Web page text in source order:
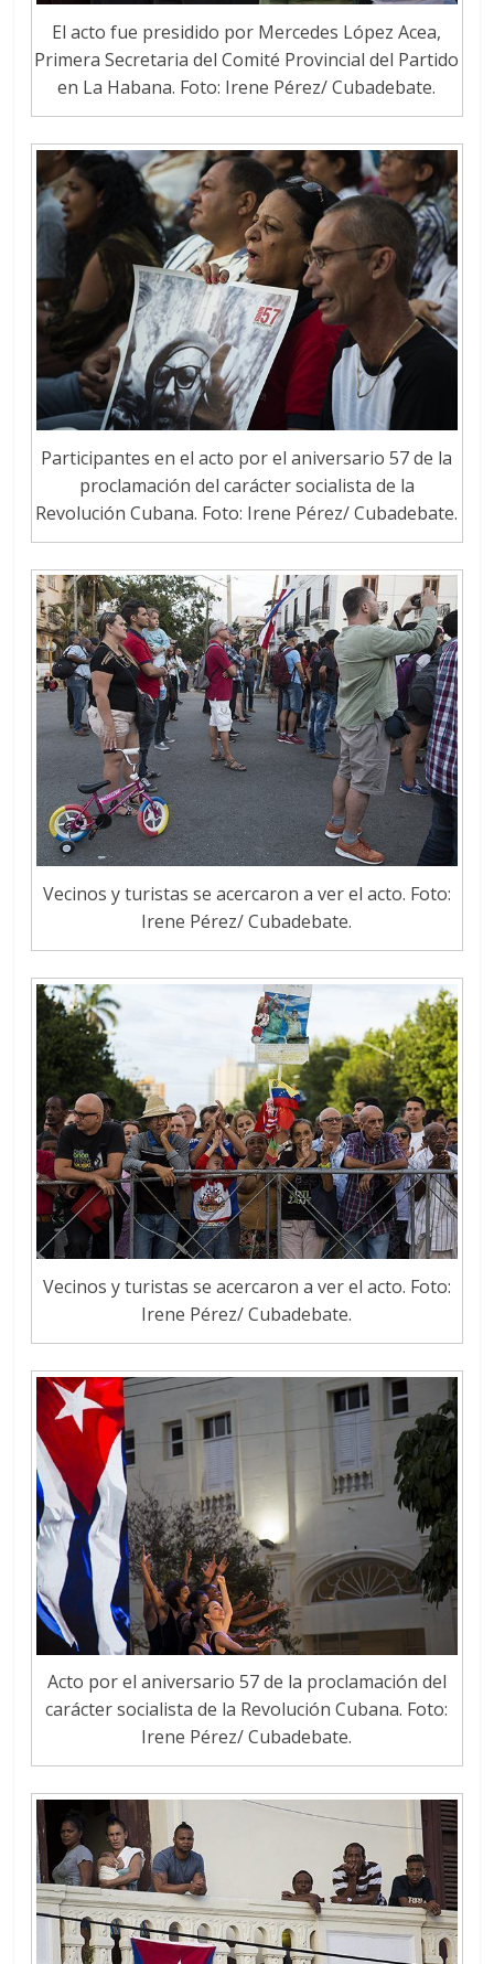
El acto fue presidido por Mercedes López Acea,
Primera Secretaria del Comité Provincial del Partido
en La Habana. Foto: Irene Pérez/ Cubadebate.
Participantes en el acto por el aniversario 57 de la
proclamación del carácter socialista de la
Revolución Cubana. Foto: Irene Pérez/ Cubadebate.
Vecinos y turistas se acercaron a ver el acto. Foto:
Irene Pérez/ Cubadebate.
Vecinos y turistas se acercaron a ver el acto. Foto:
Irene Pérez/ Cubadebate.
Acto por el aniversario 57 de la proclamación del
carácter socialista de la Revolución Cubana. Foto:
Irene Pérez/ Cubadebate.